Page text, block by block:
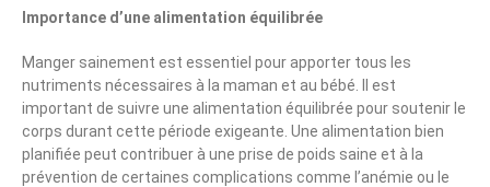
Importance d’une alimentation équilibrée
Manger sainement est essentiel pour apporter tous les
nutriments nécessaires à la maman et au bébé. Il est
important de suivre une alimentation équilibrée pour soutenir le
corps durant cette période exigeante. Une alimentation bien
planifiée peut contribuer à une prise de poids saine et à la
prévention de certaines complications comme l’anémie ou le